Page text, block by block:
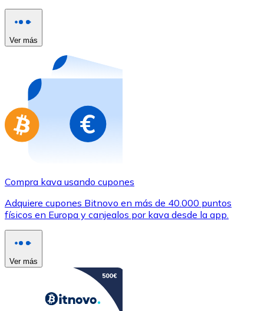
Comprar con tarjeta
Compra tarjetas regalo de tus marcas favoritas con
Ir a la tienda de tarjetas regalo
Ver más
Compra kava usando cupones
Adquiere cupones Bitnovo en más de 40.000 puntos
físicos en Europa y canjealos por kava desde la app.
Ver más